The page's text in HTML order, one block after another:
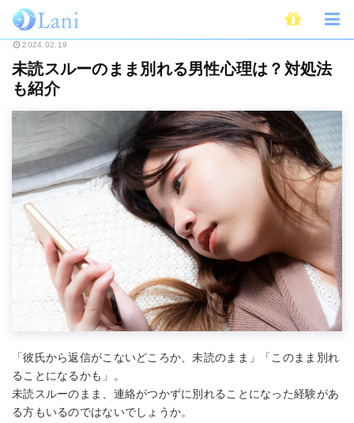
ホーム 恋愛 未読スルーのまま別れる男性心理は？対処法も紹介
2024.02.19
未読スルーのまま別れる男性心理は？対処法
も紹介
「彼氏から返信がこないどころか、未読のまま」「このまま別れ
ることになるかも」。
未読スルーのまま、連絡がつかずに別れることになった経験があ
る方もいるのではないでしょうか。